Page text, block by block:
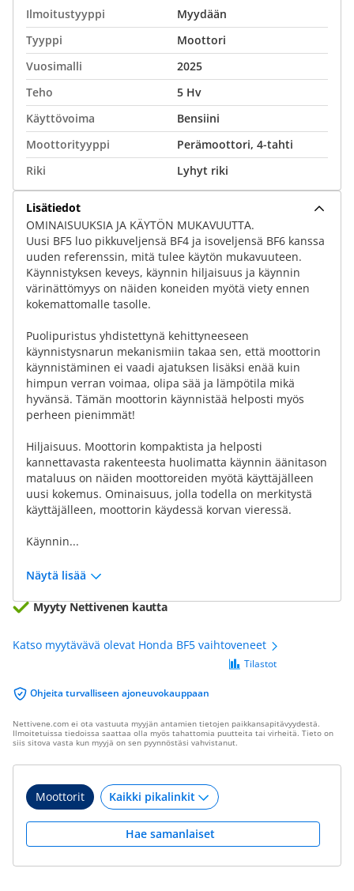
Ilmoitustyyppi
Myydään
Tyyppi
Moottori
Vuosimalli
2025
Teho
5 Hv
Käyttövoima
Bensiini
Moottorityyppi
Perämoottori, 4-tahti
Riki
Lyhyt riki
Lisätiedot
OMINAISUUKSIA JA KÄYTÖN MUKAVUUTTA.
Uusi BF5 luo pikkuveljensä BF4 ja isoveljensä BF6 kanssa
uuden referenssin, mitä tulee käytön mukavuuteen.
Käynnistyksen keveys, käynnin hiljaisuus ja käynnin
värinättömyys on näiden koneiden myötä viety ennen
kokemattomalle tasolle.
Puolipuristus yhdistettynä kehittyneeseen
käynnistysnarun mekanismiin takaa sen, että moottorin
käynnistäminen ei vaadi ajatuksen lisäksi enää kuin
himpun verran voimaa, olipa sää ja lämpötila mikä
hyvänsä. Tämän moottorin käynnistää helposti myös
perheen pienimmät!
Hiljaisuus. Moottorin kompaktista ja helposti
kannettavasta rakenteesta huolimatta käynnin äänitason
mataluus on näiden moottoreiden myötä käyttäjälleen
uusi kokemus. Ominaisuus, jolla todella on merkitystä
käyttäjälleen, moottorin käydessä korvan vieressä.
Käynnin...
Näytä lisää
Myyty Nettivenen kautta
Katso myytävävä olevat Honda BF5 vaihtoveneet
Ohjeita turvalliseen ajoneuvokauppaan
Tilastot
Nettivene.com ei ota vastuuta myyjän antamien tietojen paikkansapitävyydestä.
Ilmoitetuissa tiedoissa saattaa olla myös tahattomia puutteita tai virheitä. Tieto on
siis sitova vasta kun myyjä on sen pyynnöstäsi vahvistanut.
Moottorit
Hae samanlaiset